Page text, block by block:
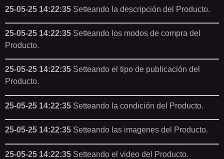
25-05-25 14:22:35 Setteando la descripción del Producto.
25-05-25 14:22:35 Setteando los modos de compra del
Producto.
25-05-25 14:22:35 Setteando el tipo de publicación del
Producto.
25-05-25 14:22:35 Setteando la condición del Producto.
25-05-25 14:22:35 Setteando las imagenes del Producto.
25-05-25 14:22:35 Setteando el video del Producto.